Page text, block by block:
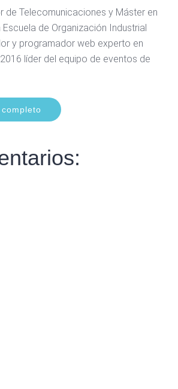
de Telecomunicaciones y Máster en
de Organización Industrial
y programador web experto en
líder del equipo de eventos de